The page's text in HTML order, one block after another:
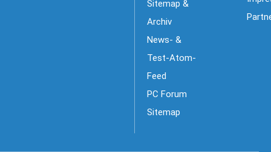
Sitemap &
Archiv
News- &
Test-Atom-
Feed
PC Forum
Sitemap